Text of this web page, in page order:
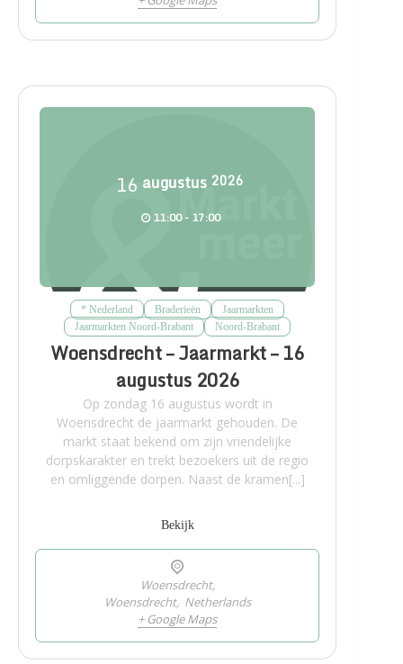
16 augustus 2026
11:00 - 17:00
* Nederland Braderieën
Jaarmarkten
Jaarmarkten Noord-Brabant
Noord-Brabant
Woensdrecht – Jaarmarkt – 16
augustus 2026
Op zondag 16 augustus wordt in
Woensdrecht de jaarmarkt gehouden. De
markt staat bekend om zijn vriendelijke
dorpskarakter en trekt bezoekers uit de regio
en omliggende dorpen. Naast de kramen[...]
Bekijk
Woensdrecht,
Woensdrecht, Netherlands
+ Google Maps